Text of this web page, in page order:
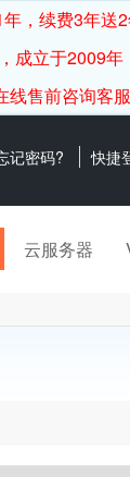
，续费3年
成立于2009
售前咨询客
记密码? 快捷
云服务器